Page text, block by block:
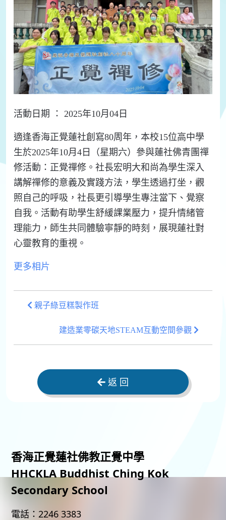
活動日期 ： 2025年10月04日
適逢香海正覺蓮社創寫80周年，本校15位高中學
生於2025年10月4日（星期六）參與蓮社佛青團禪
修活動：正覺禪修。社長宏明大和尚為學生深入
講解禪修的意義及實踐方法，學生透過打坐，觀
照自己的呼吸，社長更引導學生專注當下、覺察
自我。活動有助學生舒緩課業壓力，提升情緒管
理能力，師生共同體驗寧靜的時刻，展現蓮社對
心靈教育的重視。
更多相片
親子綠豆糕製作班
建造業零碳天地STEAM互動空間參觀
返 回
香海正覺蓮社佛教正覺中學
HHCKLA Buddhist Ching Kok
Secondary School
電話： 2246 3383